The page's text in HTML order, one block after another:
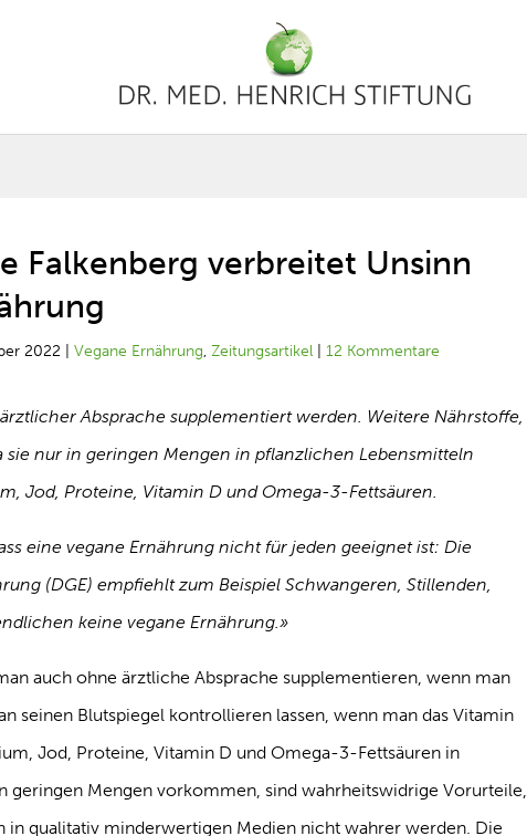
Falkenberg verbreitet Unsinn
2022 |Vegane Ernährung,Zeitungsartikel |12 Kommentare
Absprache supplementiert werden. Weitere Nährstoffe,
sie nur in geringen Mengen in pflanzlichen Lebensmitteln
Jod, Proteine, Vitamin D und Omega-3-Fettsäuren.
eine vegane Ernährung nicht für jeden geeignet ist: Die
(DGE) empfiehlt zum Beispiel Schwangeren, Stillenden,
keine vegane Ernährung.»
auch ohne ärztliche Absprache supplementieren, wenn man
seinen Blutspiegel kontrollieren lassen, wenn man das Vitamin
Jod, Proteine, Vitamin D und Omega-3-Fettsäuren in
geringen Mengen vorkommen, sind wahrheitswidrige Vorurteile,
in qualitativ minderwertigen Medien nicht wahrer werden. Die